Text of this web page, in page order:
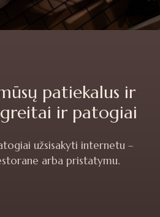
patiekalus ir
greitai ir patogiai
užsisakyti internetu –
arba pristatymu.